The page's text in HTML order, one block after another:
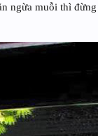
ngừa muỗi thì